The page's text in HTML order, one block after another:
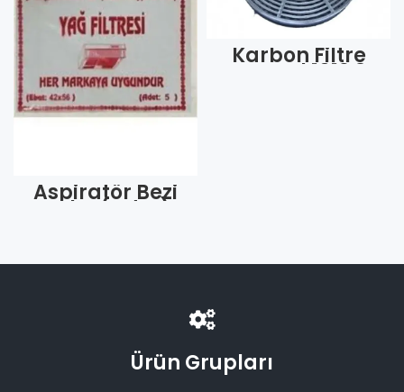
Aspiratör Bezi
Kalın (Adet)
Karbon Filtre
Kumtel 1019 3
Ürün Grupları